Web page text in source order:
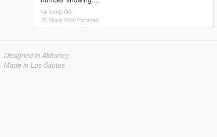
İçeriği Gör
25 Mayıs 2020 Pazartesi
Designed in Alderney
Made in Los Santos